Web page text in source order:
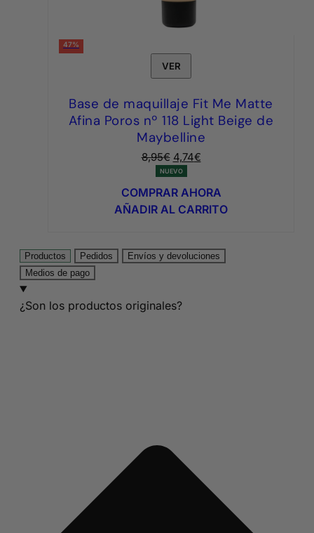
47%
VER
Base de maquillaje Fit Me Matte
Afina Poros nº 118 Light Beige de
Maybelline
8,95€ El
precio
original
era:
8,95€.
4,74€El
actual
es:
4,74€.
NUEVO
COMPRAR AHORA
AÑADIR AL CARRITO
Productos Pedidos
Envíos y devoluciones
Medios de pago
¿Son los productos originales?